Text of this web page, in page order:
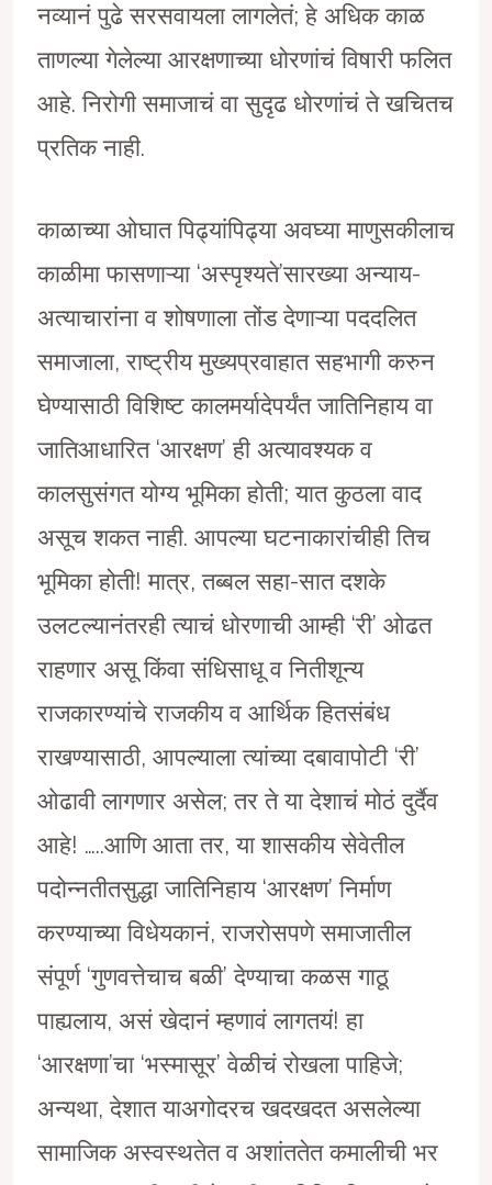
नव्यानं पुढे सरसवायला लागलेतं; हे अधिक काळ
ताणल्या गेलेल्या आरक्षणाच्या धोरणांचं विषारी फलित
आहे. निरोगी समाजाचं वा सुदृढ धोरणांचं ते खचितच
प्रतिक नाही.
काळाच्या ओघात पिढ्यांपिढ्या अवघ्या माणुसकीलाच
काळीमा फासणाऱ्या ‘अस्पृश्यते’सारख्या अन्याय-
अत्याचारांना व शोषणाला तोंड देणाऱ्या पददलित
समाजाला, राष्ट्रीय मुख्यप्रवाहात सहभागी करुन
घेण्यासाठी विशिष्ट कालमर्यादेपर्यंत जातिनिहाय वा
जातिआधारित ‘आरक्षण’ ही अत्यावश्यक व
कालसुसंगत योग्य भूमिका होती; यात कुठला वाद
असूच शकत नाही. आपल्या घटनाकारांचीही तिच
भूमिका होती! मात्र, तब्बल सहा-सात दशके
उलटल्यानंतरही त्याचं धोरणाची आम्ही ‘री’ ओढत
राहणार असू किंवा संधिसाधू व नितीशून्य
राजकारण्यांचे राजकीय व आर्थिक हितसंबंध
राखण्यासाठी, आपल्याला त्यांच्या दबावापोटी ‘री’
ओढावी लागणार असेल; तर ते या देशाचं मोठं दुर्दैव
आहे! …..आणि आता तर, या शासकीय सेवेतील
पदोन्नतीतसुद्धा जातिनिहाय ‘आरक्षण’ निर्माण
करण्याच्या विधेयकानं, राजरोसपणे समाजातील
संपूर्ण ‘गुणवत्तेचाच बळी’ देण्याचा कळस गाठू
पाह्यलाय, असं खेदानं म्हणावं लागतयं! हा
‘आरक्षणा’चा ‘भस्मासूर’ वेळीचं रोखला पाहिजे;
अन्यथा, देशात याअगोदरच खदखदत असलेल्या
सामाजिक अस्वस्थतेत व अशांततेत कमालीची भर